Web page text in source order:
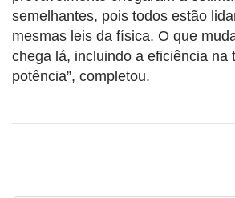
semelhantes, pois todos estão
mesmas leis da física. O que
chega lá, incluindo a eficiência na
potência”, completou.